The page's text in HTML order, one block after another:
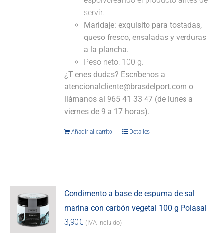
servir.
Maridaje: exquisito para tostadas,
queso fresco, ensaladas y verduras
a la plancha.
Peso neto: 100 g.
¿Tienes dudas? Escríbenos a
atencionalcliente@brasdelport.com o
llámanos al 965 41 33 47 (de lunes a
viernes de 9 a 17 horas).
Añadir al carrito Detalles
Condimento a base de espuma de sal
marina con carbón vegetal 100 g Polasal
3,90€ (IVA incluido)